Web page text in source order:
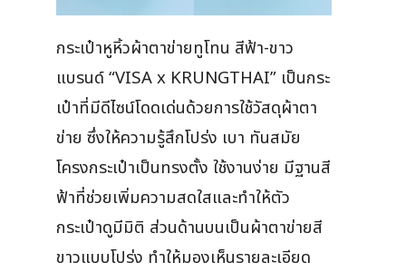
กระเป๋าหูหิ้วผ้าตาข่ายทูโทน สีฟ้า-ขาว
แบรนด์ “VISA x KRUNGTHAI” เป็นกระ
เป๋าที่มีดีไซน์โดดเด่นด้วยการใช้วัสดุผ้าตา
ข่าย ซึ่งให้ความรู้สึกโปร่ง เบา ทันสมัย
โครงกระเป๋าเป็นทรงตั้ง ใช้งานง่าย มีฐานสี
ฟ้าที่ช่วยเพิ่มความสดใสและทำให้ตัว
กระเป๋าดูมีมิติ ส่วนด้านบนเป็นผ้าตาข่ายสี
ขาวแบบโปร่ง ทำให้มองเห็นรายละเอียด